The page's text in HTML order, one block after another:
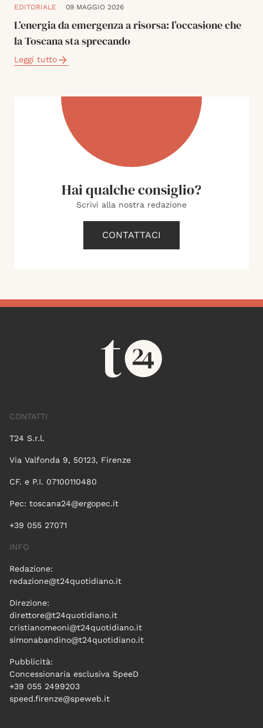
EDITORIALE 09 MAGGIO 2026
L’energia da emergenza a risorsa: l’occasione che
la Toscana sta sprecando
Leggi tutto
Hai qualche consiglio?
Scrivi alla nostra redazione
CONTATTACI
CONTATTI
T24 S.r.l.
Via Valfonda 9, 50123, Firenze
CF. e P.I. 07100110480
Pec: toscana24@ergopec.it
+39 055 27071
INFO
Redazione:
redazione@t24quotidiano.it
Direzione:
direttore@t24quotidiano.it
cristianomeoni@t24quotidiano.it
simonabandino@t24quotidiano.it
Pubblicità:
Concessionaria esclusiva SpeeD
+39 055 2499203
speed.firenze@speweb.it